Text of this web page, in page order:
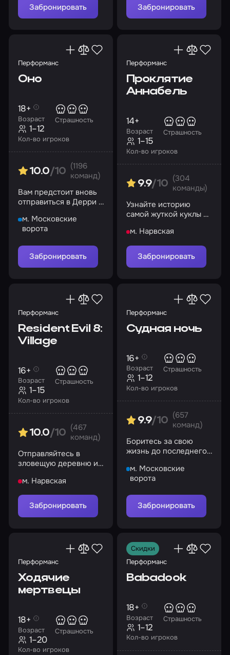
Забронировать Забронировать
Перформанс
Оно
Возраст
18+
Страшность
Кол-во игроков
1–12
10.0/10
(1196
команд)
Вам предстоит вновь
отправиться в Дерри и
обитающим в нем
м. Московские
ворота
Забронировать
Перформанс
Проклятие
Аннабель
Возраст
14+
Страшность
Кол-во игроков
1–15
9.9/10
(304
команды)
Узнайте историю
самой жуткой куклы и
м. Нарвская
Забронировать
Перформанс
Resident Evil 8:
Village
Возраст
16+
Страшность
Кол-во игроков
1–15
10.0/10
(467
команд)
Отправляйтесь в
зловещую деревню и
происходит
м. Нарвская
Забронировать
Перформанс
Судная ночь
Возраст
16+
Страшность
Кол-во игроков
1–12
9.9/10
(657
команд)
Боритесь за свою
жизнь до последнего
кошмар!
м. Московские
ворота
Забронировать
Перформанс
Ходячие
мертвецы
Возраст
18+
Страшность
Кол-во игроков
1–20
Скидки
Перформанс
Babadook
Возраст
18+
Страшность
Кол-во игроков
1–12